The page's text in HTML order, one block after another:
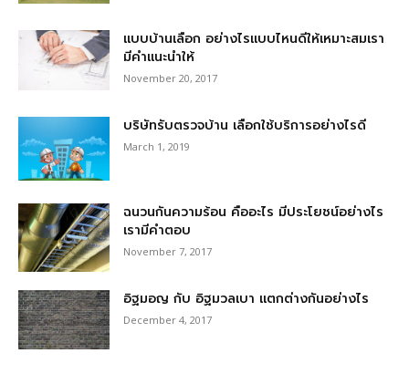
แบบบ้านเลือก อย่างไรแบบไหนดีให้เหมาะสมเรา
มีคำแนะนำให้
November 20, 2017
บริษัทรับตรวจบ้าน เลือกใช้บริการอย่างไรดี
March 1, 2019
ฉนวนกันความร้อน คืออะไร มีประโยชน์อย่างไร
เรามีคำตอบ
November 7, 2017
อิฐมอญ กับ อิฐมวลเบา แตกต่างกันอย่างไร
December 4, 2017